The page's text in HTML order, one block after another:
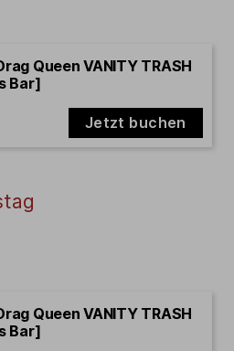
Queen VANITY TRASH
Bar]
Jetzt buchen
Queen VANITY TRASH
Bar]